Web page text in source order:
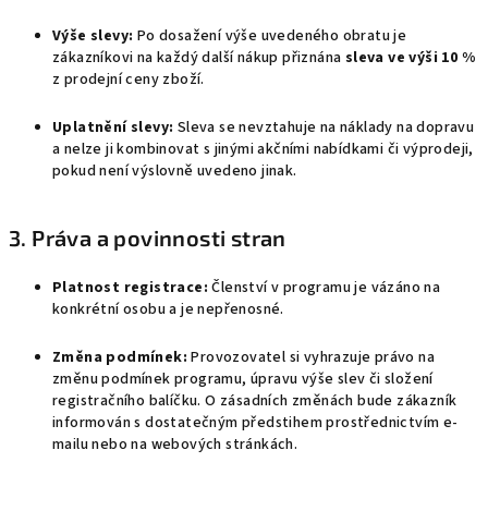
Výše slevy: Po dosažení výše uvedeného obratu je
zákazníkovi na každý další nákup přiznána sleva ve výši 10 %
z prodejní ceny zboží.
Uplatnění slevy: Sleva se nevztahuje na náklady na dopravu
a nelze ji kombinovat s jinými akčními nabídkami či výprodeji,
pokud není výslovně uvedeno jinak.
3. Práva a povinnosti stran
Platnost registrace: Členství v programu je vázáno na
konkrétní osobu a je nepřenosné.
Změna podmínek: Provozovatel si vyhrazuje právo na
změnu podmínek programu, úpravu výše slev či složení
registračního balíčku. O zásadních změnách bude zákazník
informován s dostatečným předstihem prostřednictvím e-
mailu nebo na webových stránkách.